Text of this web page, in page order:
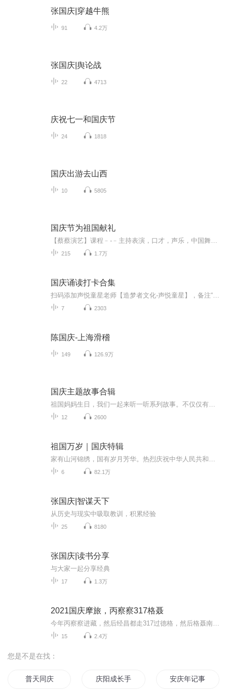
张国庆|穿越牛熊
91 4.2万
张国庆|舆论战
22 4713
庆祝七一和国庆节
24 1818
国庆出游去山西
10 5805
国庆节为祖国献礼
215 1.7万
国庆诵读打卡合集
7 2303
陈国庆-上海滑稽
149 126.9万
国庆主题故事合辑
12 2600
祖国万岁｜国庆特辑
6 82.1万
张国庆|智谋天下
从历史与现实中吸取教训，积累经验
25 8180
张国庆|读书分享
与大家一起分享经典
17 1.3万
2021国庆摩旅，丙察察317格聂
15 2.4万
您是不是在找：
普天同庆 庆阳成长手札 安庆年记事